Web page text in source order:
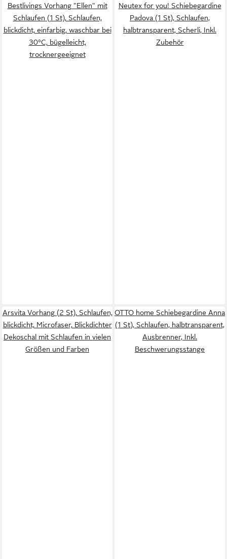
Bestlivings Vorhang "Ellen" mit
Schlaufen (1 St), Schlaufen,
blickdicht, einfarbig, waschbar bei
30°C, bügelleicht,
trocknergeeignet
Neutex for you! Schiebegardine
Padova (1 St), Schlaufen,
halbtransparent, Scherli, Inkl.
Zubehör
Arsvita Vorhang (2 St), Schlaufen,
blickdicht, Microfaser, Blickdichter
Dekoschal mit Schlaufen in vielen
Größen und Farben
OTTO home Schiebegardine Anna
(1 St), Schlaufen, halbtransparent,
Ausbrenner, Inkl.
Beschwerungsstange